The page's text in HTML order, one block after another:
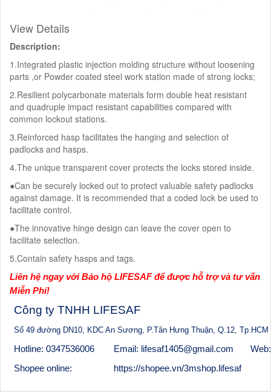
View Details
Description:
1.Integrated plastic injection molding structure without loosening
parts ,or Powder coated steel work station made of strong locks;
2.Resilient polycarbonate materials form double heat resistant
and quadruple impact resistant capabilities compared with
common lockout stations.
3.Reinforced hasp facilitates the hanging and selection of
padlocks and hasps.
4.The unique transparent cover protects the locks stored inside.
●Can be securely locked out to protect valuable safety padlocks
against damage. It is recommended that a coded lock be used to
facilitate control.
●The innovative hinge design can leave the cover open to
facilitate selection.
5.Contain safety hasps and tags.
Liên hệ ngay với Bảo hộ LIFESAF để được hỗ trợ và tư vấn
Miễn Phí!
Công ty TNHH LIFESAF
Số 49 đường DN10, KDC An Sương, P.Tân Hưng Thuận, Q.12, Tp.HCM
Hotline: 0347536006 Email: lifesaf1405@gmail.com
Shopee online:
https://shopee.vn/3mshop.lifesaf